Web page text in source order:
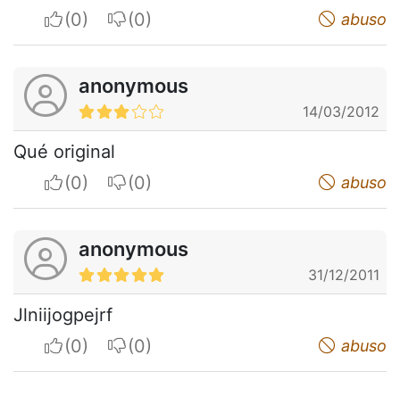
I apreciateI do not appreciate abuso
anonymous
14/03/2012
Qué original
I apreciateI do not appreciate abuso
anonymous
31/12/2011
Jlniijogpejrf
I apreciateI do not appreciate abuso